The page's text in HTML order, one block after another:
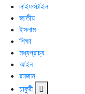
লাইফস্টাইল
জাতীয়
ইসলাম
শিক্ষা
মধ্যপ্রাচ্য
আইন
রমজান
চাকুরী